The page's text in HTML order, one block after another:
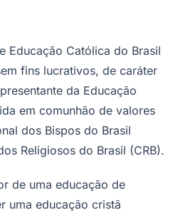
Educação Católica do Brasil
fins lucrativos, de caráter
da Educação
em comunhão de valores
dos Bispos do Brasil
Religiosos do Brasil (CRB).
de uma educação de
uma educação cristã